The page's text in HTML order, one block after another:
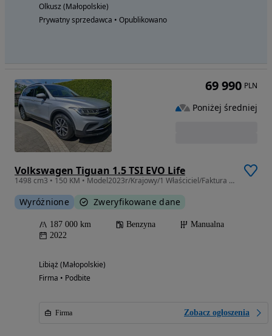
Olkusz (Małopolskie)
Prywatny sprzedawca • Opublikowano
Volkswagen Tiguan 1.5 TSI EVO Life
1498 cm3 • 150 KM • Model2023r/Krajowy/1 Właściciel/Faktura VAT-23%
Wyróżnione Zweryfikowane dane
187 000 km Benzyna
Manualna
2022
Libiąż (Małopolskie)
Firma • Podbite
Firma Zobacz ogłoszenia
69 990 PLN
Poniżej średniej